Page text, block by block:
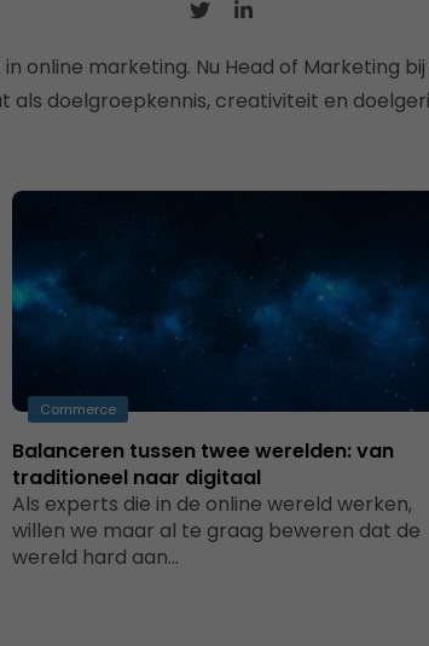
online marketing. Nu Head of Marketing
als doelgroepkennis, creativiteit en
Commerce
Balanceren tussen twee werelden: van
traditioneel naar digitaal
Als experts die in de online wereld werken,
willen we maar al te graag beweren dat de
wereld hard aan…